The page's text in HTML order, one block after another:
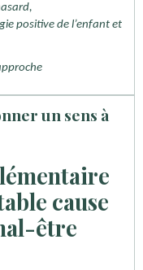
positive de l’enfant et
un sens à
cause
être